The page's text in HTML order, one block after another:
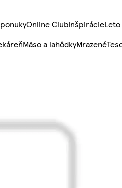
Online ClubInšpirácieLeto
Mäso a lahôdkyMrazené